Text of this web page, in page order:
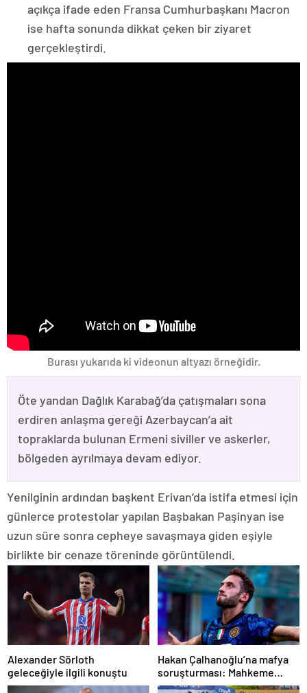
açıkça ifade eden Fransa Cumhurbaşkanı Macron
ise hafta sonunda dikkat çeken bir ziyaret
gerçekleştirdi.
Burası yukarıda ki videonun altyazı örneğidir.
Öte yandan Dağlık Karabağ’da çatışmaları sona
erdiren anlaşma gereği Azerbaycan’a ait
topraklarda bulunan Ermeni siviller ve askerler,
bölgeden ayrılmaya devam ediyor.
Yenilginin ardından başkent Erivan’da istifa etmesi için
günlerce protestolar yapılan Başbakan Paşinyan ise
uzun süre sonra cepheye savaşmaya giden eşiyle
birlikte bir cenaze töreninde görüntülendi.
Alexander Sörloth
geleceğiyle ilgili konuştu
Hakan Çalhanoğlu’na mafya
soruşturması: Mahkeme
cezasını açıkladı